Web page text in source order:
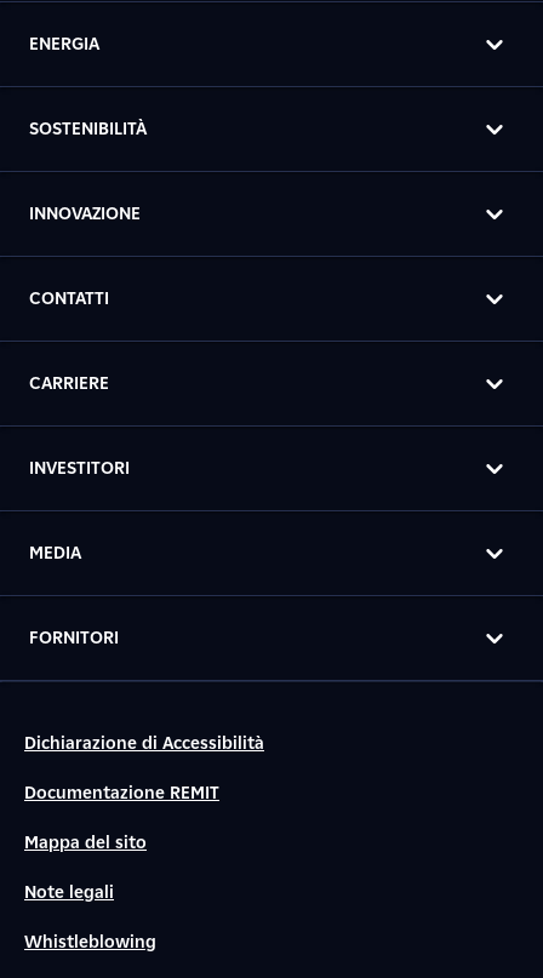
ENERGIA
SOSTENIBILITÀ
INNOVAZIONE
CONTATTI
CARRIERE
INVESTITORI
MEDIA
FORNITORI
Dichiarazione di Accessibilità
Documentazione REMIT
Mappa del sito
Note legali
Whistleblowing